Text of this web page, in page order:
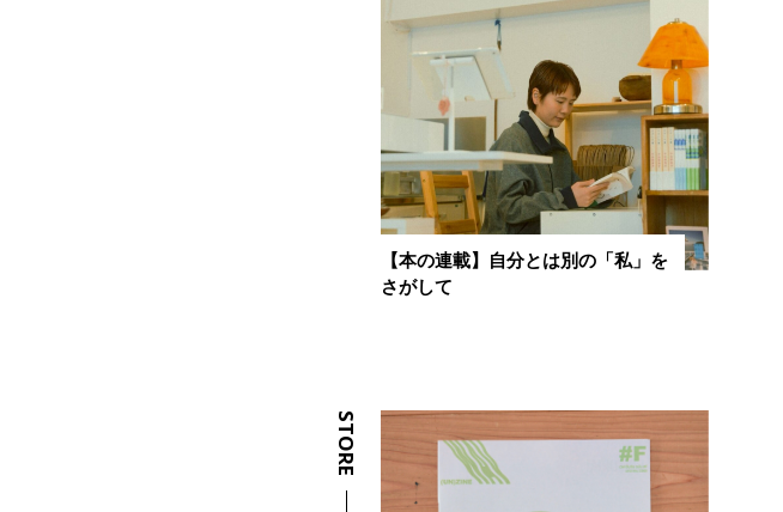
【本の連載】自分とは別の「私」を
さがして
STORE